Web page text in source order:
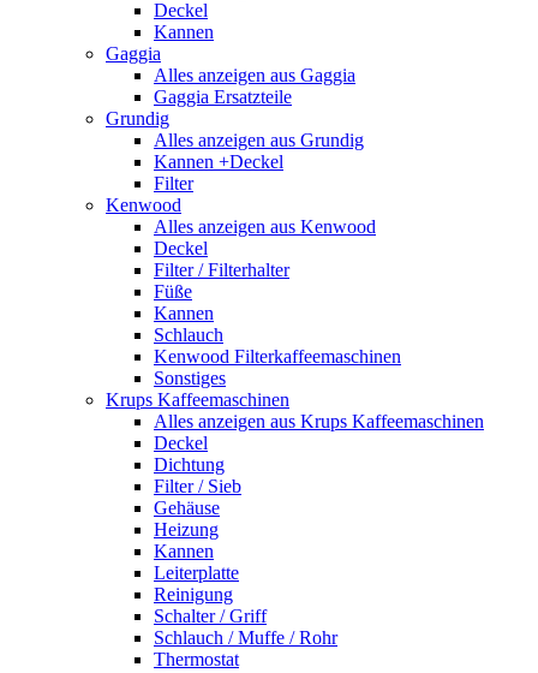
Deckel
Kannen
Gaggia
Alles anzeigen aus Gaggia
Gaggia Ersatzteile
Grundig
Alles anzeigen aus Grundig
Kannen +Deckel
Filter
Kenwood
Alles anzeigen aus Kenwood
Deckel
Filter / Filterhalter
Füße
Kannen
Schlauch
Kenwood Filterkaffeemaschinen
Sonstiges
Krups Kaffeemaschinen
Alles anzeigen aus Krups Kaffeemaschinen
Deckel
Dichtung
Filter / Sieb
Gehäuse
Heizung
Kannen
Leiterplatte
Reinigung
Schalter / Griff
Schlauch / Muffe / Rohr
Thermostat